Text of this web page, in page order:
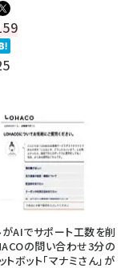
がAIでサポート工数を削
の問い合わせ3分の
トボット「マナミさん」が